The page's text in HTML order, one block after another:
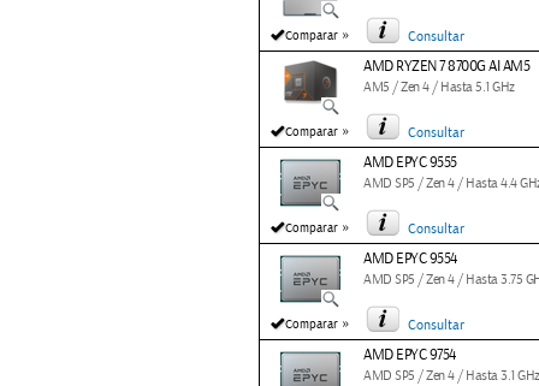
Comparar » Consultar
Comparar »
AMD RYZEN 7 8700G AI AM5
AM5 / Zen 4 / Hasta 5.1 GHz
Consultar
Comparar »
AMD EPYC 9555
AMD SP5 / Zen 4 / Hasta 4.4
Consultar
Comparar »
AMD EPYC 9554
AMD SP5 / Zen 4 / Hasta 3.75
Consultar
AMD EPYC 9754
AMD SP5 / Zen 4 / Hasta 3.1 GHz